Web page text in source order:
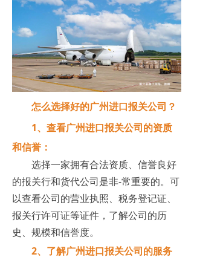
怎么选择好的广州进口报关公司？
1、查看广州进口报关公司的资质
和信誉：
选择一家拥有合法资质、信誉良好
的报关行和货代公司是非-常重要的。可
以查看公司的营业执照、税务登记证、
报关行许可证等证件，了解公司的历
史、规模和信誉度。
2、了解广州进口报关公司的服务